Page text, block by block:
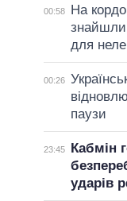
00:58
На
знайшли
для
00:26
паузи
23:45
Кабмін
ударів